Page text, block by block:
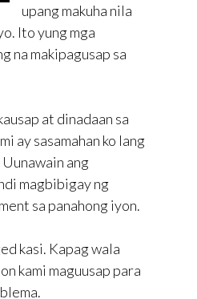
upang makuha nila
Ito yung mga
na makipagusap sa
at dinadaan sa
ay sasamahan ko lang
ang
magbibigay ng
sa panahong iyon.
kasi. Kapag wala
kami maguusap para